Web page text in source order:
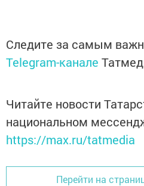
Следите за самым
Telegram-канале
Читайте новости
национальном
https://max.ru/tatmedia
Перейти на